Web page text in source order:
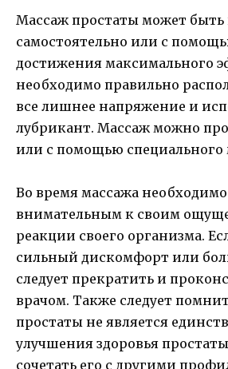
Массаж простаты может быть
самостоятельно или с
достижения максимального
необходимо правильно
все лишнее напряжение и
лубрикант. Массаж можно
или с помощью специального
Во время массажа
внимательным к своим
реакции своего организма.
сильный дискомфорт или
следует прекратить и
врачом. Также следует
простаты не является
улучшения здоровья
сочетать его с другими